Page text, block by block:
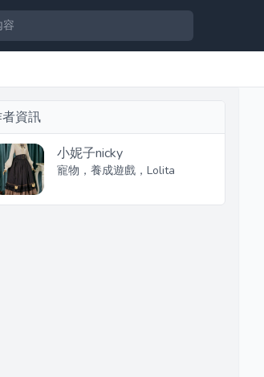
資訊
小妮子nicky
寵物，養成遊戲，Lolita